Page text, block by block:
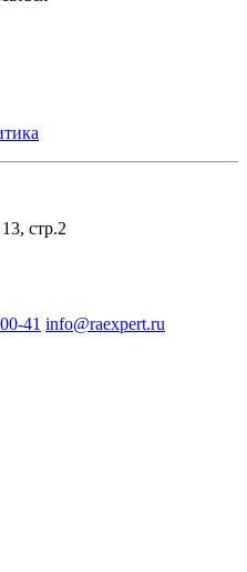
стр.2
41 info@raexpert.ru